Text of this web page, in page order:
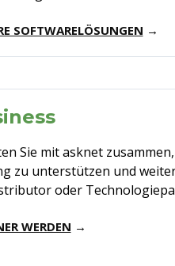
SOFTWARELÖSUNGEN →
Sie mit asknet
zu unterstützen und
oder
WERDEN →